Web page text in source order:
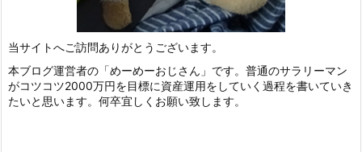
当サイトへご訪問ありがとうございます。
本ブログ運営者の「めーめーおじさん」です。普通のサラリーマン
がコツコツ2000万円を目標に資産運用をしていく過程を書いていき
たいと思います。何卒宜しくお願い致します。